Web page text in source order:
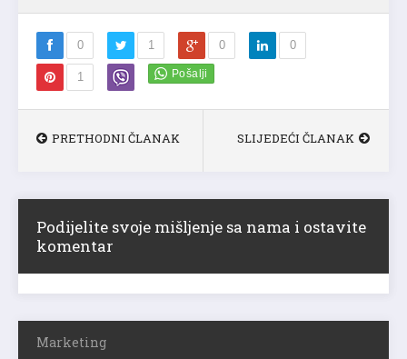
0 1 0 0
1
PRETHODNI ČLANAK SLIJEDEĆI ČLANAK
Podijelite svoje mišljenje sa nama i ostavite
komentar
Marketing